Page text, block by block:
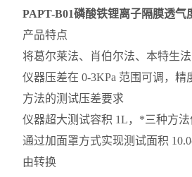
PAPT-B01磷酸铁锂离子隔膜透气
产品特点
将葛尔莱法、肖伯尔法、本特生
仪器压差在 0-3KPa 范围可调，精
方法的测试压差要求
仪器超大测试容积 1L，*三种方法
通过加面罩方式实现测试面积
由转换